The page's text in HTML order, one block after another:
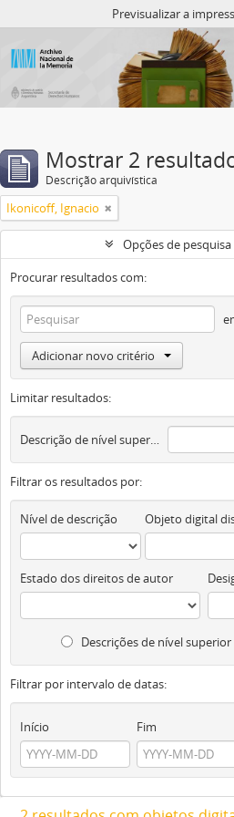
Previsualizar a
Mostrar 2
Descrição arquivística
Ikonicoff, Ignacio
Opções de
Procurar resultados com:
Adicionar novo critério
Limitar resultados:
Descrição de nível superior
Filtrar os resultados por:
Nível de descrição
Estado dos direitos de autor
Descrições de nível superior
Filtrar por intervalo de datas:
Início Fim